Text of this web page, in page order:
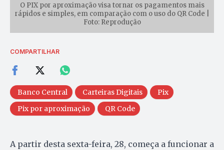
O PIX por aproximação visa tornar os pagamentos mais
rápidos e simples, em comparação com o uso do QR Code |
Foto: Reprodução
COMPARTILHAR
Banco Central Carteiras Digitais
Pix
Pix por aproximação
QR Code
A partir desta sexta-feira, 28, começa a funcionar a